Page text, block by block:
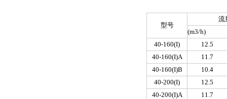
型号
流
(m3/h)
40-160(I)
12.5
40-160(I)A
11.7
40-160(I)B
10.4
40-200(I)
12.5
40-200(I)A
11.7